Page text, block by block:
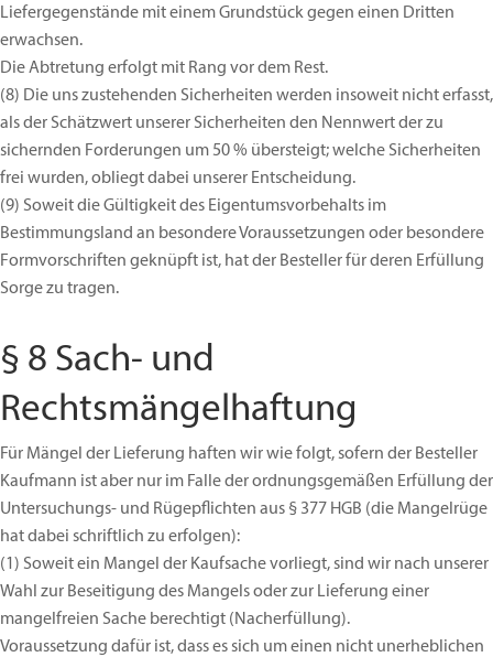
Liefergegenstände mit einem Grundstück gegen einen Dritten
erwachsen.
Die Abtretung erfolgt mit Rang vor dem Rest.
(8) Die uns zustehenden Sicherheiten werden insoweit nicht erfasst,
als der Schätzwert unserer Sicherheiten den Nennwert der zu
sichernden Forderungen um 50 % übersteigt; welche Sicherheiten
frei wurden, obliegt dabei unserer Entscheidung.
(9) Soweit die Gültigkeit des Eigentumsvorbehalts im
Bestimmungsland an besondere Voraussetzungen oder besondere
Formvorschriften geknüpft ist, hat der Besteller für deren Erfüllung
Sorge zu tragen.
§ 8 Sach- und
Rechtsmängelhaftung
Für Mängel der Lieferung haften wir wie folgt, sofern der Besteller
Kaufmann ist aber nur im Falle der ordnungsgemäßen Erfüllung der
Untersuchungs- und Rügepflichten aus § 377 HGB (die Mangelrüge
hat dabei schriftlich zu erfolgen):
(1) Soweit ein Mangel der Kaufsache vorliegt, sind wir nach unserer
Wahl zur Beseitigung des Mangels oder zur Lieferung einer
mangelfreien Sache berechtigt (Nacherfüllung).
Voraussetzung dafür ist, dass es sich um einen nicht unerheblichen